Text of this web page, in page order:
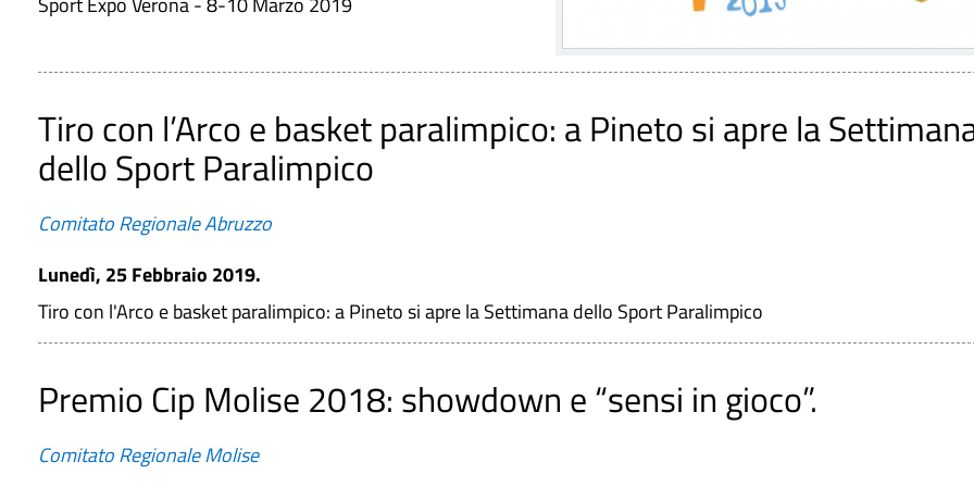
Tiro con l’Arco e basket paralimpico: a Pineto si apre la
dello Sport Paralimpico
Comitato Regionale Abruzzo
Lunedì, 25 Febbraio 2019.
Tiro con l'Arco e basket paralimpico: a Pineto si apre la Settimana dello Sport Paralimpico
Premio Cip Molise 2018: showdown e “sensi in gioco”.
Comitato Regionale Molise